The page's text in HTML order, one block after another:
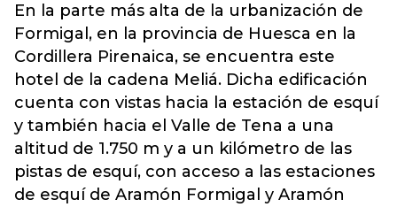
En la parte más alta de la urbanización de
Formigal, en la provincia de Huesca en la
Cordillera Pirenaica, se encuentra este
hotel de la cadena Meliá. Dicha edificación
cuenta con vistas hacia la estación de esquí
y también hacia el Valle de Tena a una
altitud de 1.750 m y a un kilómetro de las
pistas de esquí, con acceso a las estaciones
de esquí de Aramón Formigal y Aramón